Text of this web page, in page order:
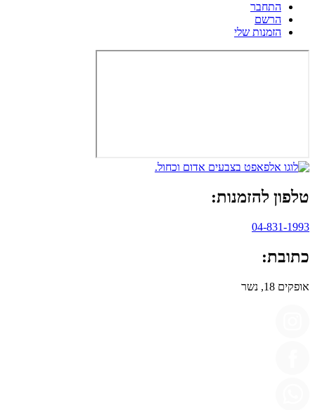
התחבר
הרשם
הזמנות שלי
טלפון להזמנות:
04-831-1993
כתובת:
אופקים 18, נשר